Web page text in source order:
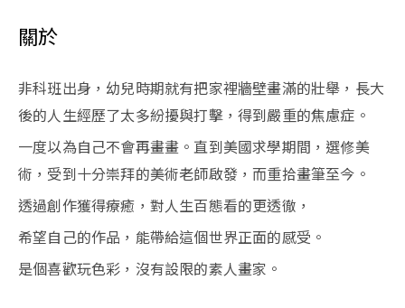
關於
非科班出身，幼兒時期就有把家裡牆壁畫滿的壯舉，長大
後的人生經歷了太多紛擾與打擊，得到嚴重的焦慮症。
一度以為自己不會再畫畫。直到美國求學期間，選修美
術，受到十分崇拜的美術老師啟發，而重拾畫筆至今。
透過創作獲得療癒，對人生百態看的更透徹，
希望自己的作品，能帶給這個世界正面的感受。
是個喜歡玩色彩，沒有設限的素人畫家。